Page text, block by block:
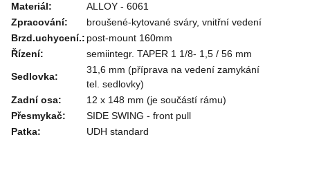
Materiál:
ALLOY - 6061
Zpracování:
broušené-kytované sváry, vnitřní vedení
Brzd.uchycení.: post-mount 160mm
Řízení:
semiintegr. TAPER 1 1/8- 1,5 / 56 mm
Sedlovka:
31,6 mm (příprava na vedení zamykání
tel. sedlovky)
Zadní osa:
12 x 148 mm (je součástí rámu)
Přesmykač:
SIDE SWING - front pull
Patka:
UDH standard